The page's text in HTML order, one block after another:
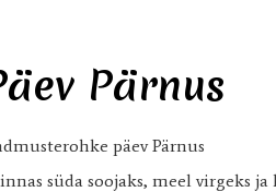
Pärnus
päev Pärnus
süda soojaks, meel virgeks ja